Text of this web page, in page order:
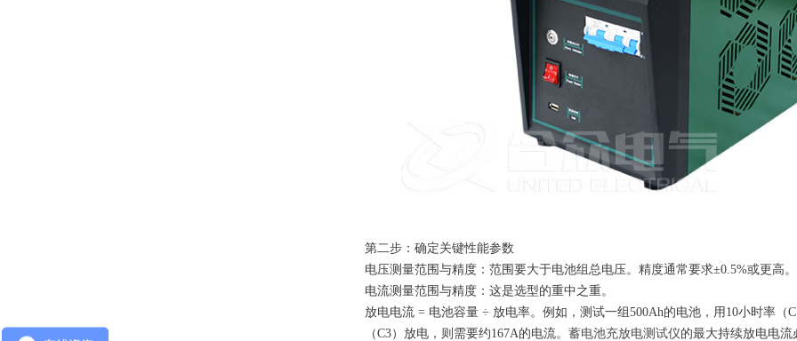
第二步：确定关键性能参数
电压测量范围与精度：范围要大于电池组总电压。精度通常要求±0.5%或更高。
电流测量范围与精度：这是选型的重中之重。
放电电流 = 电池容量 ÷ 放电率。例如，测试一组500Ah的电池，用10小时率（
（C3）放电，则需要约167A的电流。 蓄电池充放电测试仪的最大持续放电电